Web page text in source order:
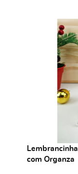
com Organza